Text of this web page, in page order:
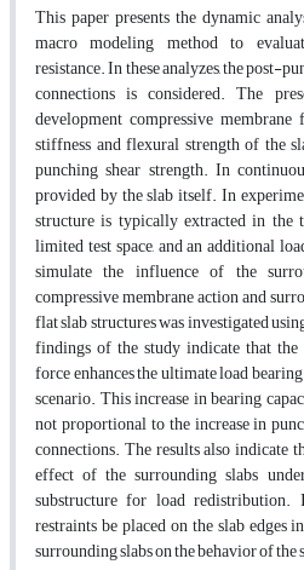
This paper presents the dynamic
macro modeling method to
resistance. In these analyzes, the post-
connections is considered. The
development compressive
stiffness and flexural strength of the
punching shear strength. In
provided by the slab itself. In
structure is typically extracted in the
limited test space, and an additional
simulate the influence of the
compressive membrane action and
flat slab structures was investigated
findings of the study indicate that the
force enhances the ultimate load
scenario. This increase in bearing
not proportional to the increase in
connections. The results also indicate
effect of the surrounding slabs
substructure for load
restraints be placed on the slab
surrounding slabs on the behavior of the